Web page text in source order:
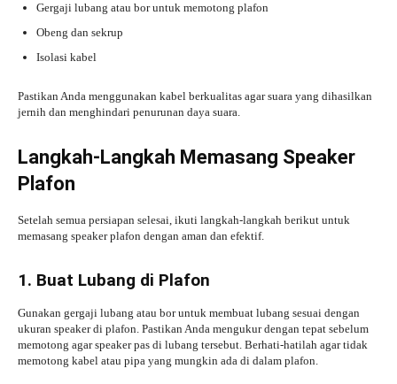
Gergaji lubang atau bor untuk memotong plafon
Obeng dan sekrup
Isolasi kabel
Pastikan Anda menggunakan kabel berkualitas agar suara yang dihasilkan
jernih dan menghindari penurunan daya suara.
Langkah-Langkah Memasang Speaker
Plafon
Setelah semua persiapan selesai, ikuti langkah-langkah berikut untuk
memasang speaker plafon dengan aman dan efektif.
1. Buat Lubang di Plafon
Gunakan gergaji lubang atau bor untuk membuat lubang sesuai dengan
ukuran speaker di plafon. Pastikan Anda mengukur dengan tepat sebelum
memotong agar speaker pas di lubang tersebut. Berhati-hatilah agar tidak
memotong kabel atau pipa yang mungkin ada di dalam plafon.